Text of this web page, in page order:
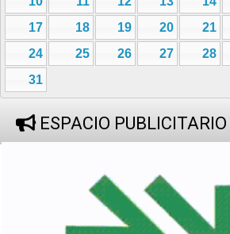
17
18 19 20 21
24
25 26 27 28
31
ESPACIO PUBLICITARIO